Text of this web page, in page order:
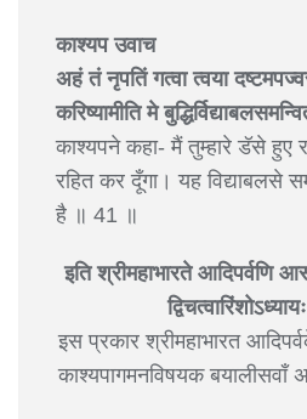
काश्यप उवाच
अहं तं नृपतिं गत्वा त्वया
करिष्यामीति मे
काश्यपने कहा- मैं तुम्हारे डॅसे हुए
रहित कर दूँगा। यह विद्याबलसे
है ॥ 41 ॥
इति श्रीमहाभारते आदिपर्वणि
इस प्रकार श्रीमहाभारत
काश्यपागमनविषयक